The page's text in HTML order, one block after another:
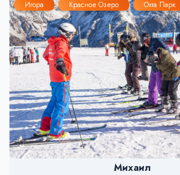
Игора Красное Озеро Охта Парк
Михаил